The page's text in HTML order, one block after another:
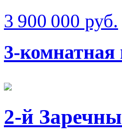
3 900 000 руб.
3-комнатная
2-й